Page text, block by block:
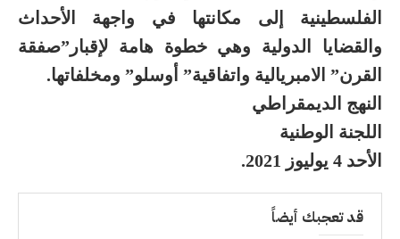
الفلسطينية إلى مكانتها في واجهة الأحداث
والقضايا الدولية وهي خطوة هامة لإقبار”صفقة
القرن” الامبريالية واتفاقية” أوسلو” ومخلفاتها.
النهج الديمقراطي
اللجنة الوطنية
الأحد 4 يوليوز 2021.
قد تعجبك أيضاً